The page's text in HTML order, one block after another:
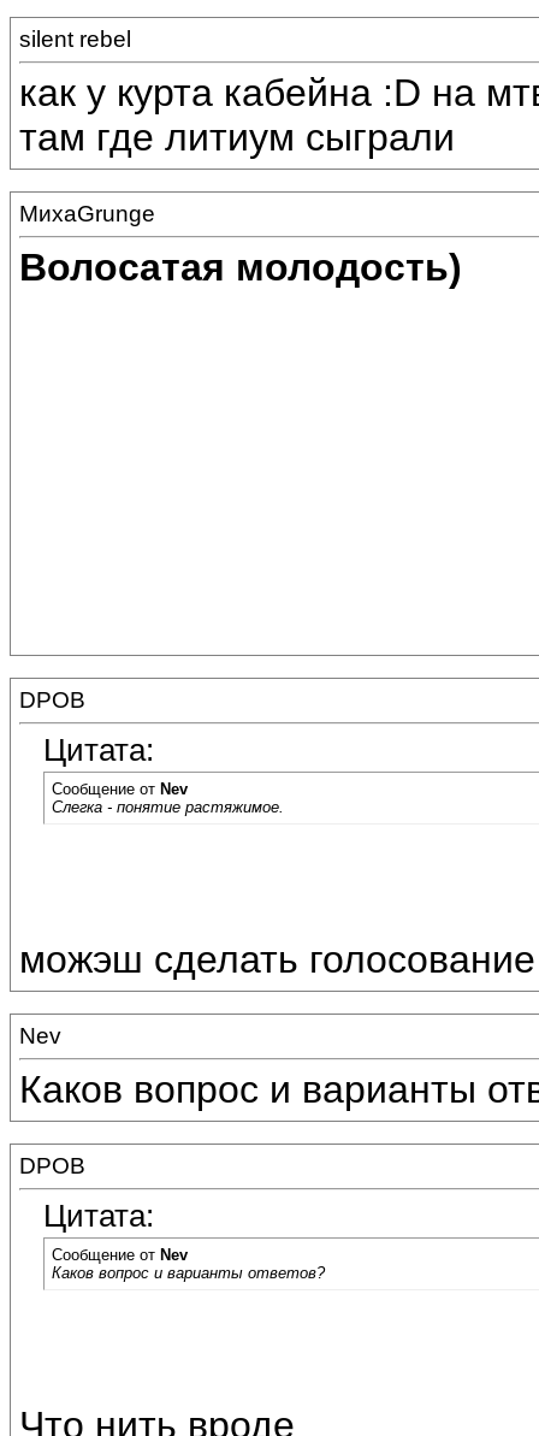
silent rebel
как у курта кабейна :D на
там где литиум сыграли
МихаGrunge
Волосатая молодость)
DPOB
Цитата:
Сообщение от Nev
Слегка - понятие растяжимое.
можэш сделать
Nev
Каков вопрос и варианты
DPOB
Цитата:
Сообщение от Nev
Каков вопрос и варианты ответов?
Что нить вроде